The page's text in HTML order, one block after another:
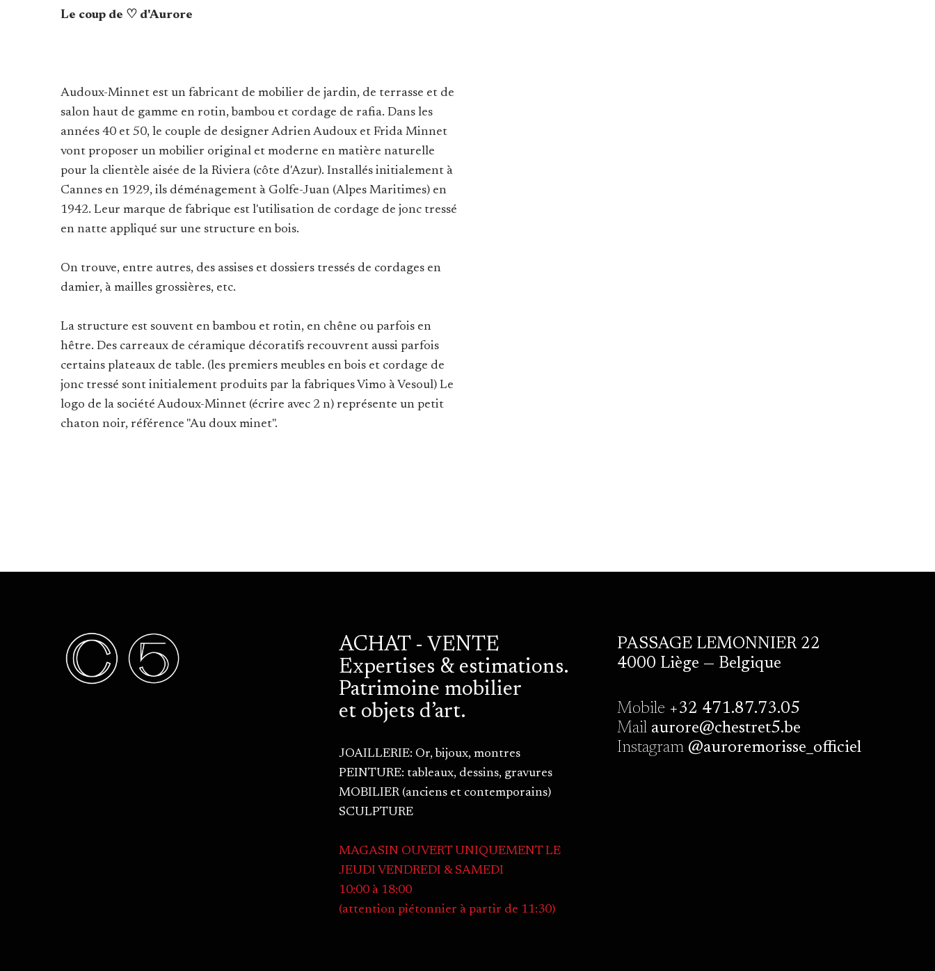
Le coup de ♡ d'Aurore
Audoux-Minnet est un fabricant de mobilier de jardin, de terrasse et de
salon haut de gamme en rotin, bambou et cordage de rafia. Dans les
années 40 et 50, le couple de designer Adrien Audoux et Frida Minnet
vont proposer un mobilier original et moderne en matière naturelle
pour la clientèle aisée de la Riviera (côte d'Azur). Installés initialement à
Cannes en 1929, ils déménagement à Golfe-Juan (Alpes Maritimes) en
1942. Leur marque de fabrique est l'utilisation de cordage de jonc tressé
en natte appliqué sur une structure en bois.
On trouve, entre autres, des assises et dossiers tressés de cordages en
damier, à mailles grossières, etc.
La structure est souvent en bambou et rotin, en chêne ou parfois en
hêtre. Des carreaux de céramique décoratifs recouvrent aussi parfois
certains plateaux de table. (les premiers meubles en bois et cordage de
jonc tressé sont initialement produits par la fabriques Vimo à Vesoul) Le
logo de la société Audoux-Minnet (écrire avec 2 n) représente un petit
chaton noir, référence "Au doux minet".
ACHAT - VENTE
Expertises & estimations.
Patrimoine mobilier
et objets d’art.
JOAILLERIE: Or, bijoux, montres
PEINTURE: tableaux, dessins, gravures
MOBILIER (anciens et contemporains)
SCULPTURE
MAGASIN OUVERT UNIQUEMENT LE
JEUDI VENDREDI & SAMEDI
10:00 à 18:00
(attention piétonnier à partir de 11:30)
PASSAGE LEMONNIER 22
4000 Liège — Belgique
Mobile +32 471.87.73.05
Mailaurore@chestret5.be
Instagram@auroremorisse_officiel